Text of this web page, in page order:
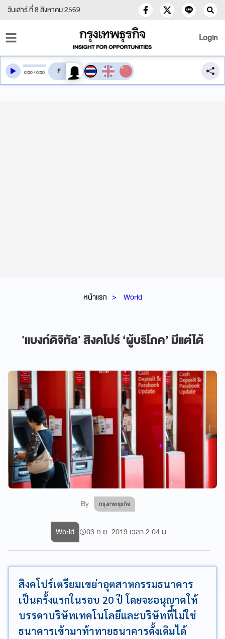
วันเสาร์ ที่ 8 สิงหาคม 2569
Login
หน้าแรก World
'แบงก์ดิจิทัล' สิงคโปร์ ‘ผู้บริโภค’ มีแต่ได้
By กรุงเทพธุรกิจ
0:00/0:00 สลับเสียงอ่าน
World 03 ก.ย. 2019 เวลา 2:04 น.
สิงคโปร์เตรียมเขย่าอุตสาหกรรมธนาคาร
เป็นครั้งแรกในรอบ 20 ปี โดยจะอนุญาตให้
บรรดาบริษัทเทคโนโลยีและบริษัทที่ไม่ใช่
ธนาคารเข้ามาท้าทายธนาคารดั้งเดิมได้